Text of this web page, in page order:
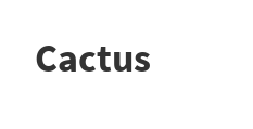
Cactus